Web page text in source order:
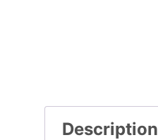
Description